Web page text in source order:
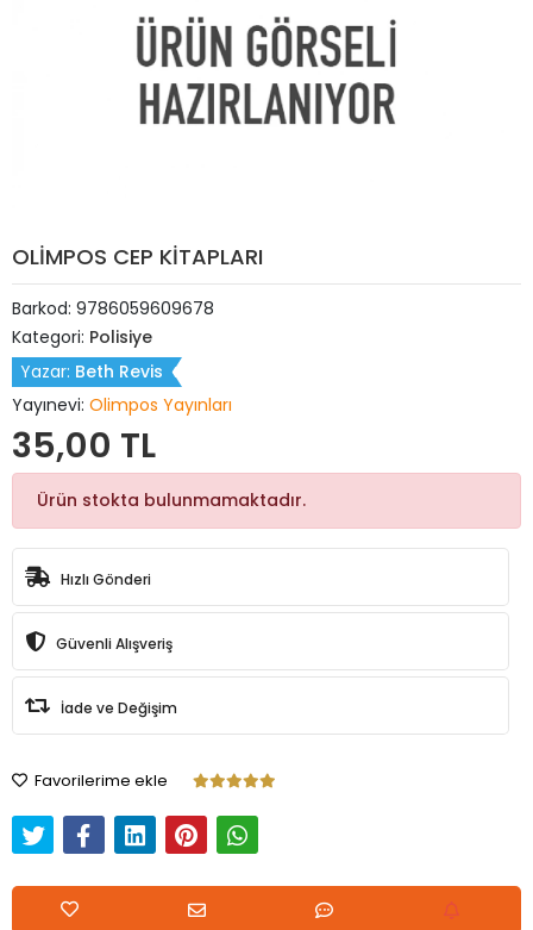
OLİMPOS CEP KİTAPLARI
Barkod: 9786059609678
Kategori: Polisiye
Yazar: Beth Revis
Yayınevi: Olimpos Yayınları
35,00 TL
Ürün stokta bulunmamaktadır.
Hızlı Gönderi
Güvenli Alışveriş
İade ve Değişim
Favorilerime ekle